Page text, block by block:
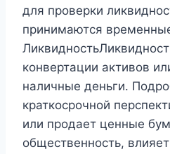
для проверки
принимаются
конвертации активов
наличные деньги.
краткосрочной
или продает ценные
общественность,